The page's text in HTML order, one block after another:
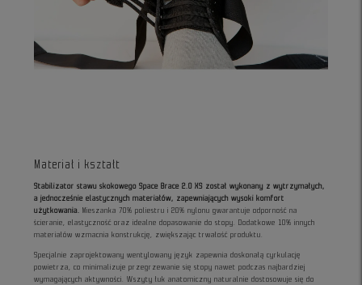
Materiał i kształt
Stabilizator stawu skokowego Space Brace 2.0 XS został wykonany z wytrzymałych,
a jednocześnie elastycznych materiałów, zapewniających wysoki komfort
użytkowania.Mieszanka 70% poliestru i 20% nylonu gwarantuje odporność na
ścieranie, elastyczność oraz idealne dopasowanie do stopy. Dodatkowe 10% innych
materiałów wzmacnia konstrukcję, zwiększając trwałość produktu.
Specjalnie zaprojektowany wentylowany język zapewnia doskonałą cyrkulację
powietrza, co minimalizuje przegrzewanie się stopy nawet podczas najbardziej
wymagających aktywności. Wszyty łuk anatomiczny naturalnie dostosowuje się do